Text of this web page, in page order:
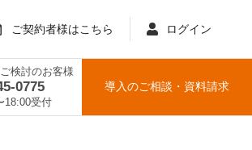
ご契約者様はこちら ログイン
検討のお客様
0775
18:00受付
導入のご相談 ・ 資料請求